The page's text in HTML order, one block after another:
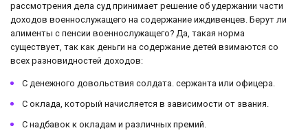
рассмотрения дела суд принимает решение об удержании части
доходов военнослужащего на содержание иждивенцев. Берут ли
алименты с пенсии военнослужащего? Да, такая норма
существует, так как деньги на содержание детей взимаются со
всех разновидностей доходов:
С денежного довольствия солдата. сержанта или офицера.
С оклада, который начисляется в зависимости от звания.
С надбавок к окладам и различных премий.